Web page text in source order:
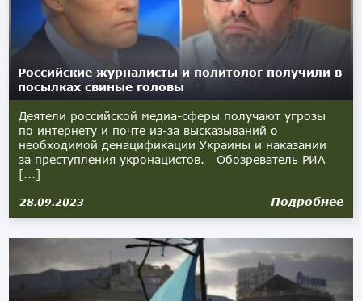
Российские журналисты и политолог получили в
посылках свиные головы
Деятели российской медиа-сферы получают угрозы
по интернету и почте из-за высказываний о
необходимой денацификации Украины и наказании
за преступления укронацистов. Обозреватель РИА
[...]
28.09.2023 Подробнее